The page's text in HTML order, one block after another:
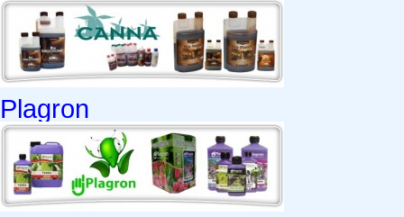
Plagron